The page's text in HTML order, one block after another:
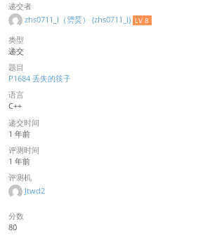
递交者
zhs0711_l（勥烎） (zhs0711_l) LV 8
类型
递交
题目
P1684 丢失的筷子
语言
C++
递交时间
1 年前
评测时间
1 年前
评测机
Jtwd2
分数
80